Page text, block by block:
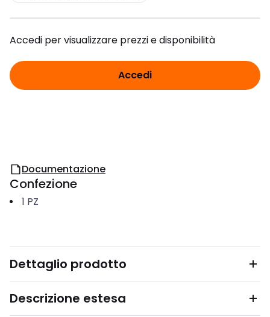
Accedi per visualizzare prezzi e disponibilità
Accedi
Documentazione
Confezione
1 PZ
Dettaglio prodotto
Descrizione estesa